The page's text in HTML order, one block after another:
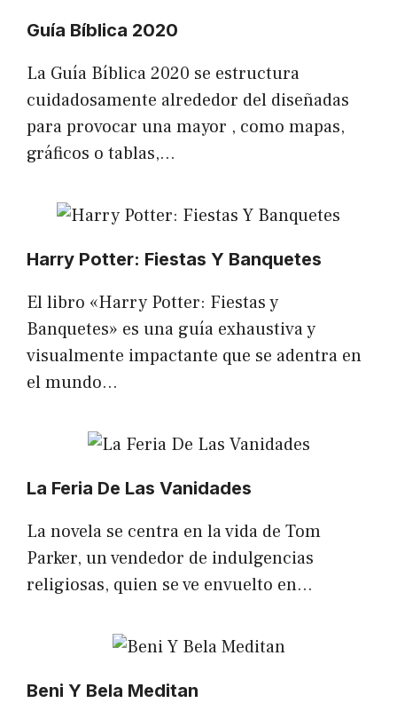
Guía Bíblica 2020
La Guía Bíblica 2020 se estructura
cuidadosamente alrededor del diseñadas
para provocar una mayor , como mapas,
gráficos o tablas,…
Harry Potter: Fiestas Y Banquetes
El libro «Harry Potter: Fiestas y
Banquetes» es una guía exhaustiva y
visualmente impactante que se adentra en
el mundo…
La Feria De Las Vanidades
La novela se centra en la vida de Tom
Parker, un vendedor de indulgencias
religiosas, quien se ve envuelto en…
Beni Y Bela Meditan